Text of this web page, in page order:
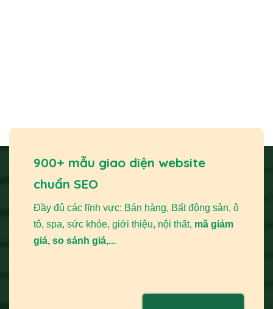
900+ mẫu giao diện website
chuẩn SEO
Đầy đủ các lĩnh vực: Bán hàng, Bất động sản, ô
tô, spa, sức khỏe, giới thiệu, nội thất, mã giảm
giá, so sánh giá,...